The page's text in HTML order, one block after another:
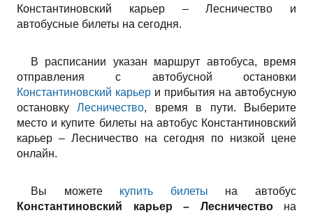
Константиновский карьер – Лесничество и
автобусные билеты на сегодня.
В расписании указан маршрут автобуса, время
отправления с автобусной остановки
Константиновский карьер и прибытия на автобусную
остановкуЛесничество, время в пути. Выберите
место и купите билеты на автобус Константиновский
карьер – Лесничество на сегодня по низкой цене
онлайн.
Вы можете купить билеты на автобус
Константиновский карьер – Лесничествона